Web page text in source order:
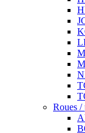
Roues /